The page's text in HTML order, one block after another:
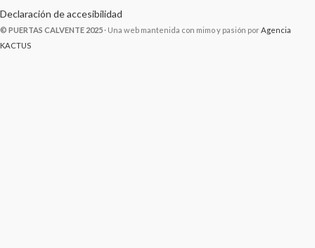
Declaración de accesibilidad
© PUERTAS CALVENTE 2025 · Una web mantenida con mimo y pasión por Agencia
KACTUS